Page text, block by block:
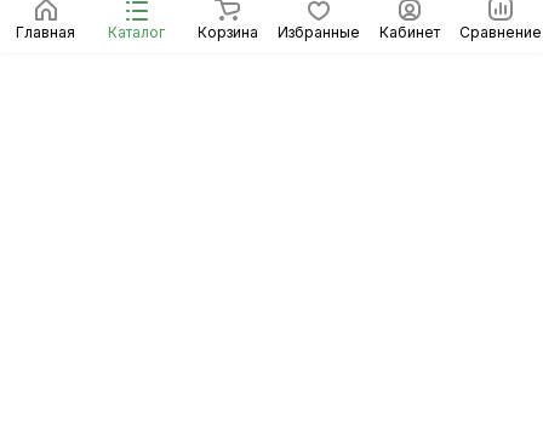
Главная Каталог Корзина Избранные Кабинет Сравнение